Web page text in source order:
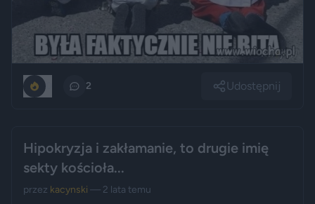
2 Udostępnij
Hipokryzja i zakłamanie, to drugie imię
sekty kościoła...
przez kacynski — 2 lata temu